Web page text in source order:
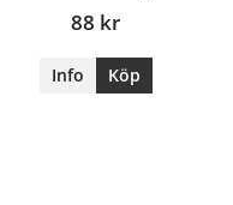
88 kr
Info Köp